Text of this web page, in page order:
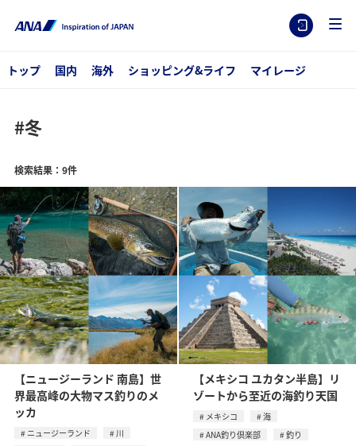
トップ 国内 海外 ショッピング&ライフ マイレージ
#冬
検索結果：9件
【ニュージーランド 南島】世
界最高峰の大物マス釣りのメ
ッカ
ニュージーランド
川
【メキシコ ユカタン半島】リ
ゾートから至近の海釣り天国
メキシコ
海
ANA釣り倶楽部
釣り